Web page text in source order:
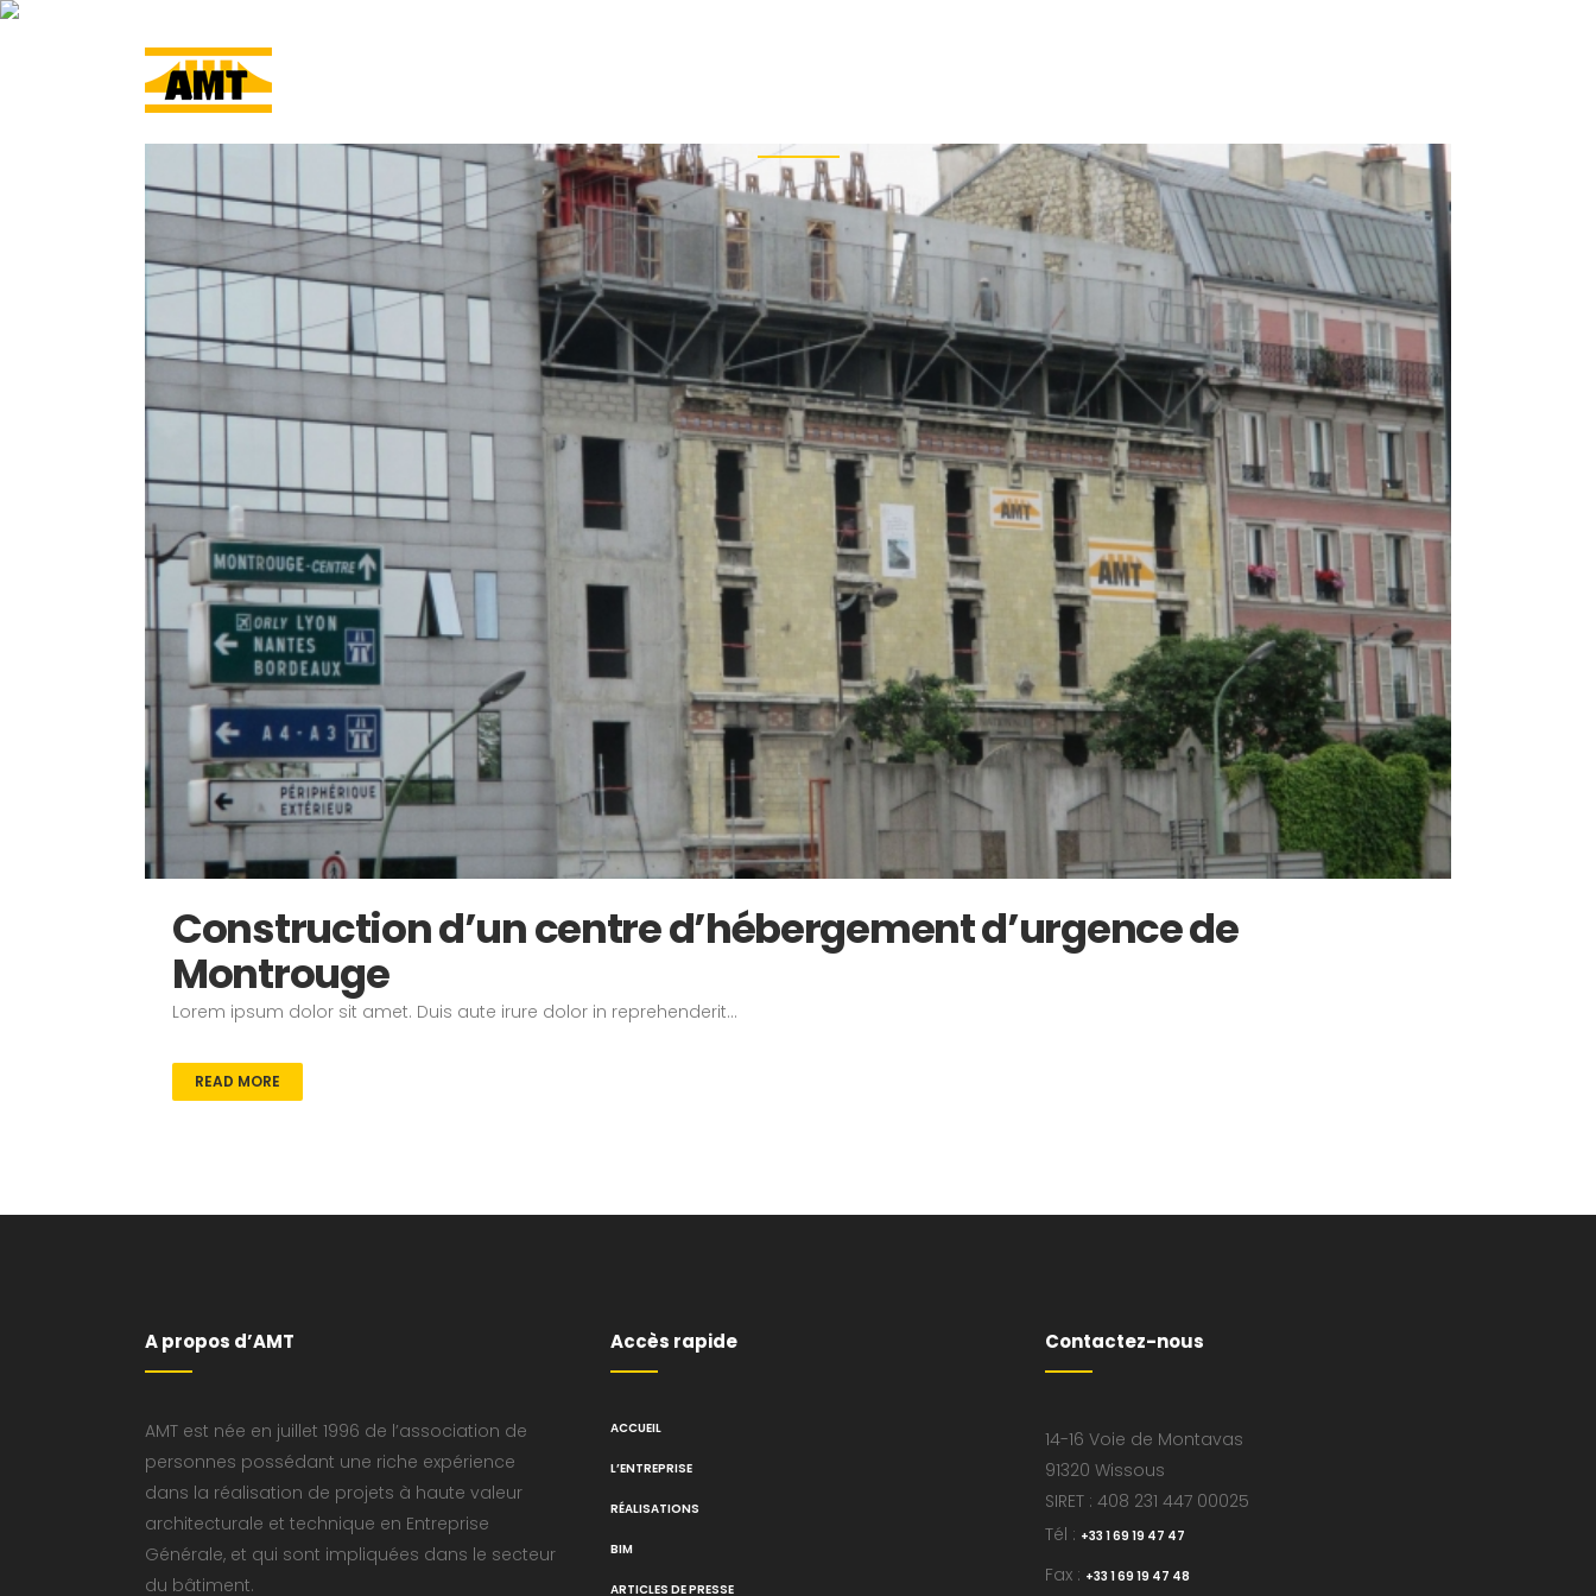
Construction d’un centre d’hébergement d’urgence de
Montrouge
Lorem ipsum dolor sit amet. Duis aute irure dolor in reprehenderit...
READ MORE
A propos d’AMT
AMT est née en juillet 1996 de l’association de
personnes possédant une riche expérience
dans la réalisation de projets à haute valeur
architecturale et technique en Entreprise
Générale, et qui sont impliquées dans le secteur
du bâtiment.
Accès rapide
ACCUEIL
L’ENTREPRISE
RÉALISATIONS
BIM
ARTICLES DE PRESSE
Contactez-nous
14-16 Voie de Montavas
91320 Wissous
SIRET : 408 231 447 00025
Tél : +33 1 69 19 47 47
Fax : +33 1 69 19 47 48